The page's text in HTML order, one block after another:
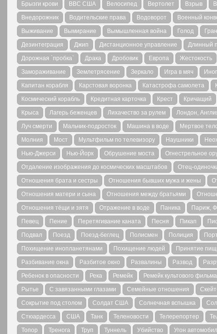
Брызги крови
ВВС США Велосипед Вертолет Взрыв
Внедорожник
Водительские права Водоворот
Военный
Выживание
Вымирание Вымышленная война Голод
Дезинтеграция
Джип Дистанционное управление
Длинный
Дорожная `пробка`
Драка Дробовик Европа
Жестокость
Замораживание
Землетрясение Зеркало Игра в мяч
Капитан корабля
Карстовая воронка Катастрофа самолета
Космический корабль
Кредитная карточка Крест
Кричащий
Крыса
Лагерь беженцев Лихачество за рулем
Лондон,
Луч смерти
Мальчик-подросток Машина в воде
Мертвое
Молния
Мост Мультфильм по телевизору Наушники
Нью-Джерси
Нью-Йорк Обрушение моста
Огнестрельное
Отдаление изображения до космических масштабов
Отец-
Отношения брата и сестры
Отношения бывших мужа и жены
Отношения матери и сына
Отношения между братьями
Отношения тёщи и зятя
Отражение в воде Паника
Париж,
Певец
Пение Перетягивание каната Песня Пикап
Подвал
Поезд Поезд-беглец Полисмен Полиция
Похищение инопланетянами
Похищение людей
Принятие
Разбивание окна
Разбитое окно Развалины Развод
Ребенок в опасности
Река Ремейк
Ремейк культового фильма
Рытье
С завязанными глазами Семейные отношения
Сокрытие под столом
Солдат США Солнечная вспышка
Стюардесса
США Танк Теленовости Телерепортер
Топор
Тренога Труп Туннель Убийство
Угон